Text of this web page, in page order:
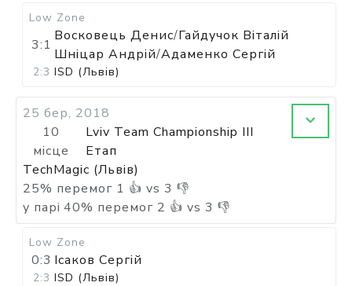
Low Zone
3:1
Восковець Денис/Гайдучок Віталій
Шніцар Андрій/Адаменко Сергій
2:3 ISD (Львів)
25 бер, 2018
10
місце
Lviv Team Championship III
Етап
TechMagic (Львів)
25% перемог 1 👍 vs 3 👎
у парі 40% перемог 2 👍 vs 3 👎
Low Zone
0:3 Ісаков Сергій
2:3 ISD (Львів)